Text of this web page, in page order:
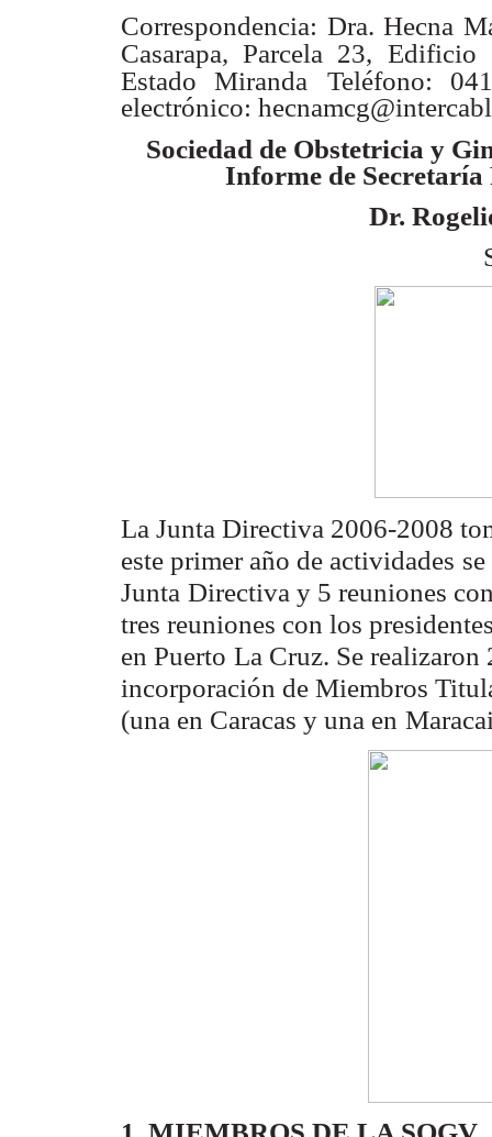
Correspondencia: Dra. Hecna
Casarapa, Parcela 23, Edificio
Estado Miranda
Teléfono:
electrónico:
Sociedad de Obstetricia y
Informe de
Dr.
La Junta Directiva 2006-2008
este primer año de actividades
Junta Directiva y 5 reuniones
tres reuniones con los
en Puerto La Cruz. Se realizaron
incorporación de Miembros
(una en Caracas y una en